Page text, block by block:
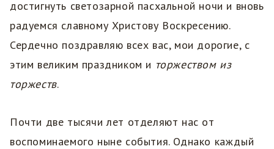
достигнуть светозарной пасхальной ночи и вновь
радуемся славному Христову Воскресению.
Сердечно поздравляю всех вас, мои дорогие, с
этим великим праздником и торжеством из
торжеств.
Почти две тысячи лет отделяют нас от
воспоминаемого ныне события. Однако каждый